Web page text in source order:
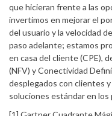
que hicieran frente a las
invertimos en mejorar el
del usuario y la velocidad
paso adelante; estamos
en casa del cliente (CPE),
(NFV) y Conectividad
desplegados con clientes
soluciones estándar en los